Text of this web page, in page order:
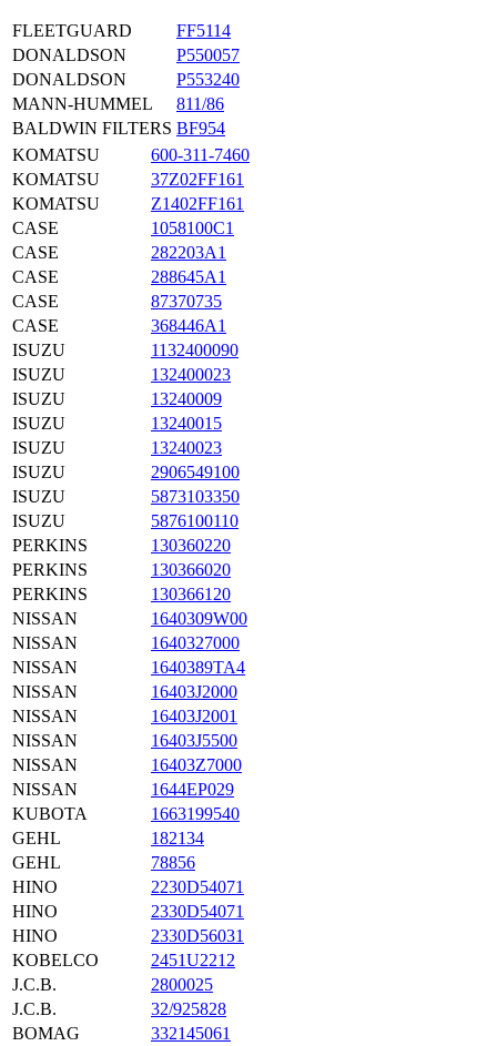
FLEETGUARD
FF5114
DONALDSON
P550057
DONALDSON
P553240
MANN-HUMMEL
811/86
BALDWIN FILTERS BF954
KOMATSU
600-311-7460
KOMATSU
37Z02FF161
KOMATSU
Z1402FF161
CASE
1058100C1
CASE
282203A1
CASE
288645A1
CASE
87370735
CASE
368446A1
ISUZU
1132400090
ISUZU
132400023
ISUZU
13240009
ISUZU
13240015
ISUZU
13240023
ISUZU
2906549100
ISUZU
5873103350
ISUZU
5876100110
PERKINS
130360220
PERKINS
130366020
PERKINS
130366120
NISSAN
1640309W00
NISSAN
1640327000
NISSAN
1640389TA4
NISSAN
16403J2000
NISSAN
16403J2001
NISSAN
16403J5500
NISSAN
16403Z7000
NISSAN
1644EP029
KUBOTA
1663199540
GEHL
182134
GEHL
78856
HINO
2230D54071
HINO
2330D54071
HINO
2330D56031
KOBELCO
2451U2212
J.C.B.
2800025
J.C.B.
32/925828
BOMAG
332145061